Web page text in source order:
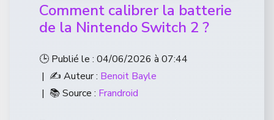
Comment calibrer la batterie
de la Nintendo Switch 2 ?
🕒 Publié le : 04/06/2026 à 07:44
| ✍️ Auteur : Benoit Bayle
| 📚 Source : Frandroid